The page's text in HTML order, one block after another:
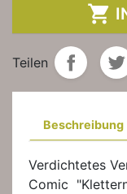

Teilen
Beschreibung
Verdichtetes
Comic